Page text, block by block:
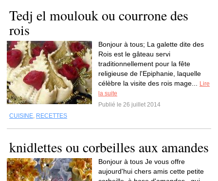
Tedj el moulouk ou courrone des
rois
Bonjour à tous; La galette dite des
Rois est le gâteau servi
traditionnellement pour la fête
religieuse de l'Epiphanie, laquelle
célèbre la visite des rois mage...
Lire
la suite
Publié le 26 juillet 2014
CUISINE, RECETTES
knidlettes ou corbeilles aux amandes
Bonjour à tous Je vous offre
aujourd'hui chers amis cette petite